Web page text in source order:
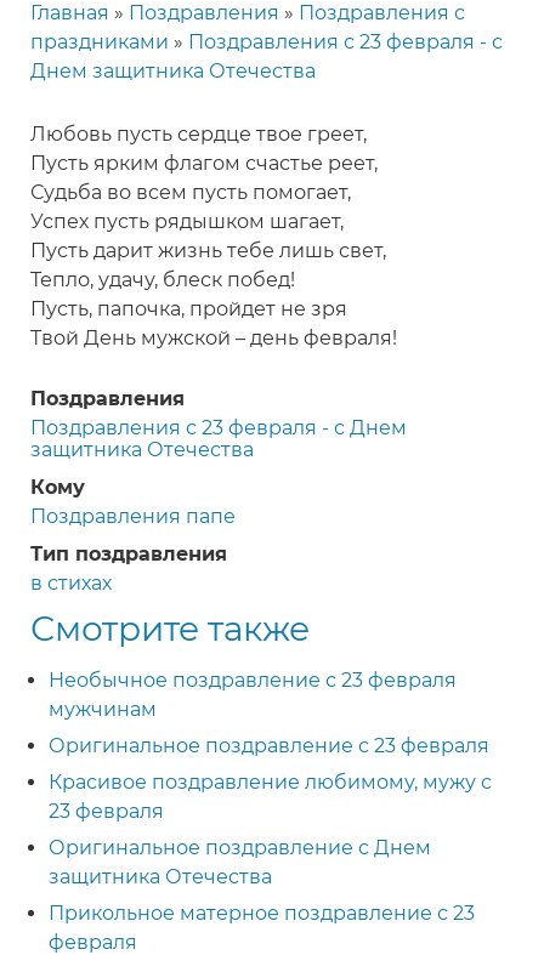
Строка
навигации
Главная Поздравления
Поздравления с
праздниками
Поздравления с 23 февраля - с
Днем защитника Отечества
Любовь пусть сердце твое греет,
Пусть ярким флагом счастье реет,
Судьба во всем пусть помогает,
Успех пусть рядышком шагает,
Пусть дарит жизнь тебе лишь свет,
Тепло, удачу, блеск побед!
Пусть, папочка, пройдет не зря
Твой День мужской – день февраля!
Поздравления
Поздравления с 23 февраля - с Днем
защитника Отечества
Кому
Поздравления папе
Тип поздравления
в стихах
Смотрите также
Необычное поздравление с 23 февраля
мужчинам
Оригинальное поздравление с 23 февраля
Красивое поздравление любимому, мужу с
23 февраля
Оригинальное поздравление с Днем
защитника Отечества
Прикольное матерное поздравление с 23
февраля